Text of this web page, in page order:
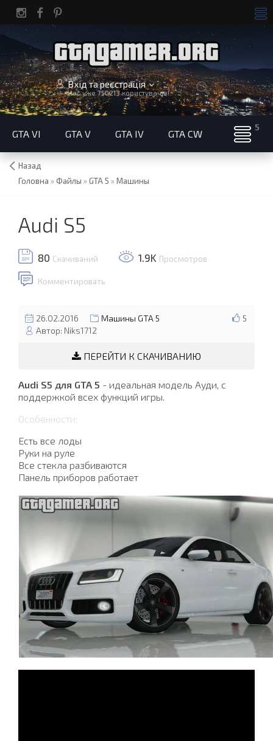
Вхід та реєстрація
Нас уже750213користувачів!
GTA VI GTA V GTA IV GTA CW
Назад
Головна »Файлы » GTA 5 »Машины
Audi S5
80 Скачиваний 1.9K Просмотров
Комментировать
5
26.02.2016
Машины GTA 5
Автор: Niks1712
ПЕРЕЙТИ К СКАЧИВАНИЮ
Audi S5 для GTA 5 - идеальная модель Ауди, с
поддержкой всех функций игры.
Особенности:
Есть все лоды
Руки на руле
Все стекла разбиваются
Панель приборов работает